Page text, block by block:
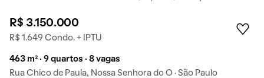
R$ 3.150.000
R$ 1.649 Condo. + IPTU
463 m² · 9 quartos · 8 vagas
Rua Chico de Paula, Nossa Senhora do O · São Paulo